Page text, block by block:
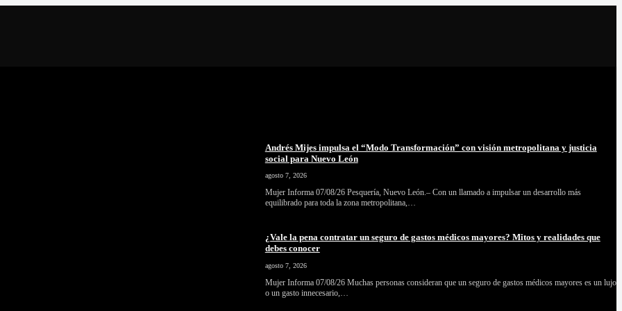
Andrés Mijes impulsa el “Modo Transformación” con visión metropolitana y justicia
social para Nuevo León
agosto 7, 2026
Mujer Informa 07/08/26 Pesquería, Nuevo León.– Con un llamado a impulsar un desarrollo más
equilibrado para toda la zona metropolitana,…
¿Vale la pena contratar un seguro de gastos médicos mayores? Mitos y realidades que
debes conocer
agosto 7, 2026
Mujer Informa 07/08/26 Muchas personas consideran que un seguro de gastos médicos mayores es un lujo
o un gasto innecesario,…